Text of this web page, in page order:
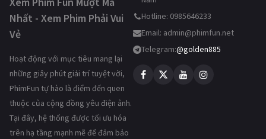
Nhất - Xem Phim Phải Vui
Vẻ
Hoạt động với mục tiêu mang lại
những giây phút giải trí tuyệt vời,
PhimFun tự hào là điểm đến quen
thuộc của cộng đồng yêu điện ảnh.
Tại đây, hệ thống được tối ưu hóa
trên hạ tầng mạnh mẽ để đảm bảo
Hotline: 0985646233
Email: admin@phimfun.net
Telegram:@golden885